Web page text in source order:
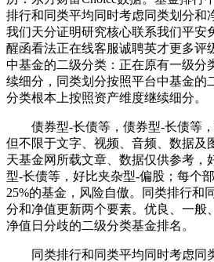
排行和同类平均同时考虑同类划分和
我们天分证明研究核心联系我们平安
醒函看法正在线客服诚聘英才更多评
中基金的二级分类：正在原有一级分
续细分，同类划分按照平台中基金的
分类根本上按照资产维度继续细分。
债券型-长债等，债券型-长债等，
但不限于文字、视频、音频、数据及
天基金网所载文章、数据仅供参考，
型-长债等，好比夹杂型-偏股；每个
25%的基金，风险自傲。同类排行和
分和净值更新两个要素。优良、一般
净值日分歧的二级分类基金排名。
同类排行和同类平均同时考虑同